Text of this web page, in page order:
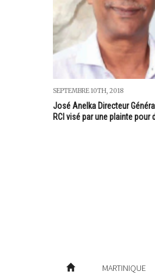
SEPTEMBRE 10TH, 2018
José Anelka Directeur
RCI visé par une plainte
MARTINIQUE